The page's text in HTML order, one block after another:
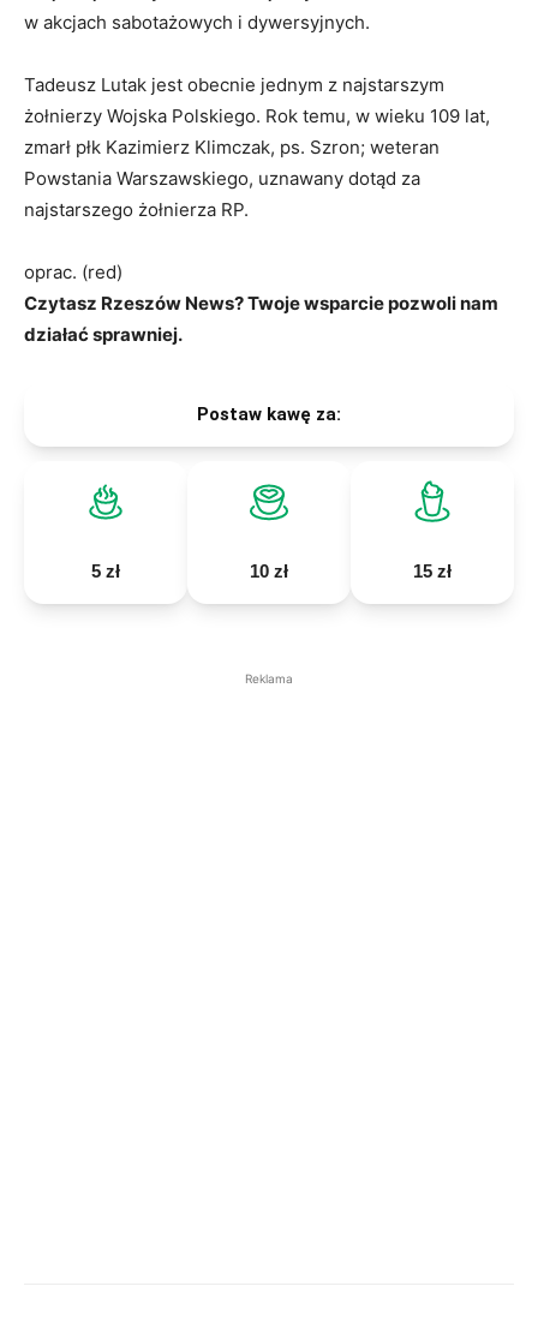
w akcjach sabotażowych i dywersyjnych.
Tadeusz Lutak jest obecnie jednym z najstarszym
żołnierzy Wojska Polskiego. Rok temu, w wieku 109 lat,
zmarł płk Kazimierz Klimczak, ps. Szron; weteran
Powstania Warszawskiego, uznawany dotąd za
najstarszego żołnierza RP.
oprac. (red)
Czytasz Rzeszów News? Twoje wsparcie pozwoli nam
działać sprawniej.
Postaw kawę za:
5 zł 10 zł 15 zł
Reklama